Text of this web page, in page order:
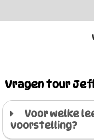
Vragen tour
Voor welke
voorstelling?